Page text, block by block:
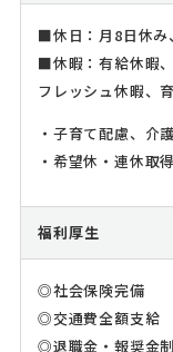
■休日：月8日休み
■休暇：有給休暇
フレッシュ休暇、
・子育て配慮、介
・希望休・連休取
福利厚生
◎社会保険完備
◎交通費全額支給
◎退職金・報奨金